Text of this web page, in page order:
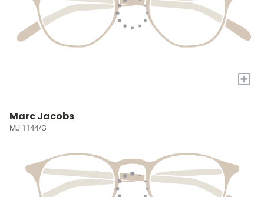
+
Marc Jacobs
MJ 1144/G